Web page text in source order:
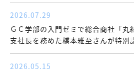
2026.07.29
ＧＣ学部の入門ゼミで総合商社「丸
支社長を務めた橋本雅至さんが特別
2026.05.15